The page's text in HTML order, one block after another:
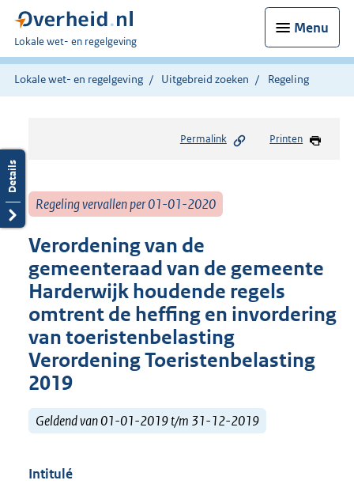
Menu
U
bent
hier:
Lokale wet- en regelgeving
Lokale wet- en regelgeving Uitgebreid zoeken Regeling
Permalink Printen
Regeling vervallen per 01-01-2020
Verordening van de
gemeenteraad van de gemeente
Harderwijk houdende regels
omtrent de heffing en invordering
van toeristenbelasting
Verordening Toeristenbelasting
2019
Geldend van 01-01-2019 t/m 31-12-2019
Intitulé